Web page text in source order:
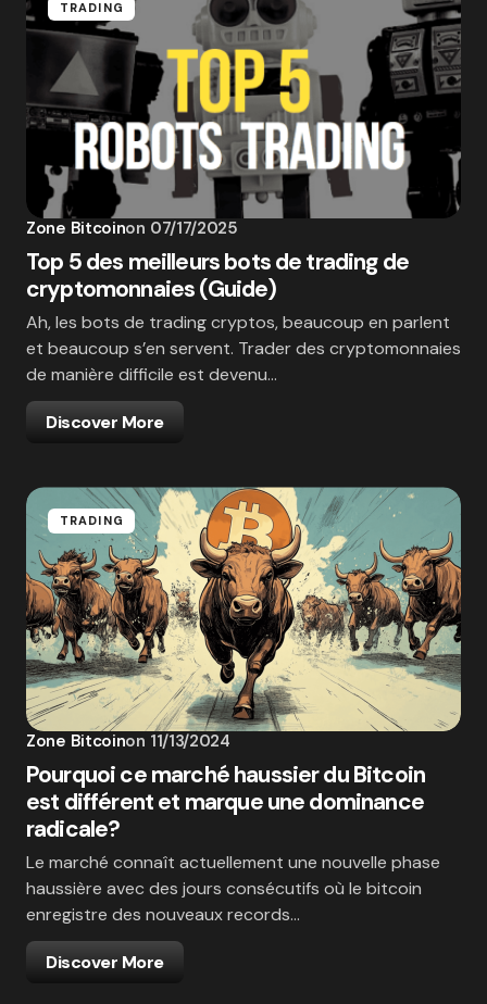
TRADING
Zone Bitcoinon 07/17/2025
Top 5 des meilleurs bots de trading de
cryptomonnaies (Guide)
Ah, les bots de trading cryptos, beaucoup en parlent
et beaucoup s’en servent. Trader des cryptomonnaies
de manière difficile est devenu…
Discover More
TRADING
Zone Bitcoinon 11/13/2024
Pourquoi ce marché haussier du Bitcoin
est différent et marque une dominance
radicale?
Le marché connaît actuellement une nouvelle phase
haussière avec des jours consécutifs où le bitcoin
enregistre des nouveaux records…
Discover More